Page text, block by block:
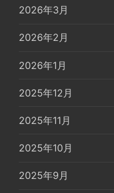
2026年3月
2026年2月
2026年1月
2025年12月
2025年11月
2025年10月
2025年9月